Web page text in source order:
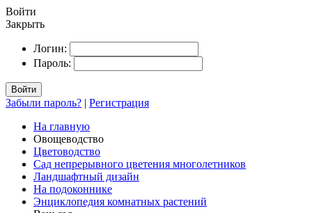
Войти
Закрыть
Логин:
Пароль:
Войти
Забыли пароль? | Регистрация
На главную
Овощеводство
Цветоводство
Сад непрерывного цветения многолетников
Ландшафтный дизайн
На подоконнике
Энциклопедия комнатных растений